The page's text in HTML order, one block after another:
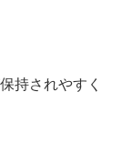
持されやすく